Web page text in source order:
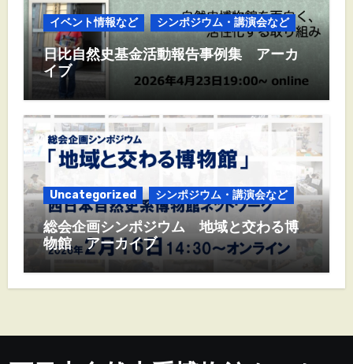
イベント情報など シンポジウム・講演会など
日比自然史基金活動報告事例集 アーカ
イブ
Uncategorized シンポジウム・講演会など
総会企画シンポジウム 地域と交わる博
物館 アーカイブ